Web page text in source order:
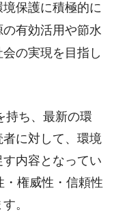
保護に積極的に
有効活用や節水
の実現を目指し
持ち、最新の環
に対して、環境
内容となってい
・権威性・信頼性
。